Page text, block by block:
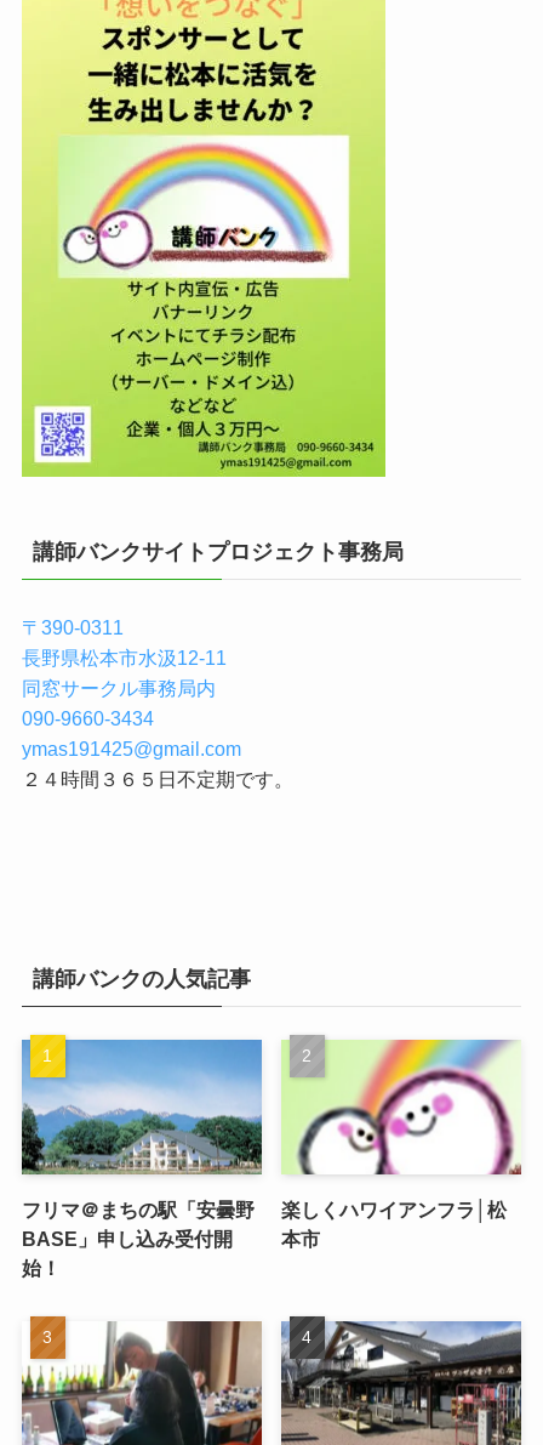
講師バンクサイトプロジェクト事務局
〒390-0311
長野県松本市水汲12-11
同窓サークル事務局内
090-9660-3434
ymas191425@gmail.com
２４時間３６５日不定期です。
講師バンクの人気記事
フリマ＠まちの駅「安曇野
BASE」申し込み受付開
始！
楽しくハワイアンフラ│松
本市